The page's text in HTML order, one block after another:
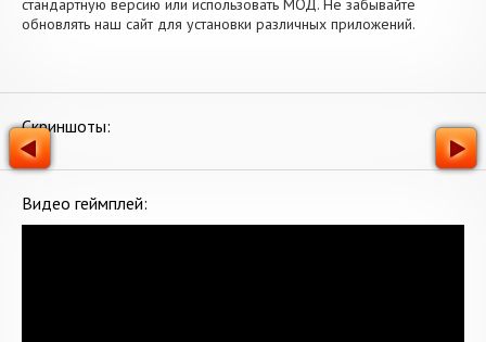
стандартную версию или использовать МОД. Не забывайте
обновлять наш сайт для установки различных приложений.
Скриншоты:
Видео геймплей: